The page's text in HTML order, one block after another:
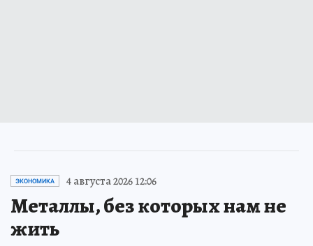
ЭКОНОМИКА 4 августа 2026 12:06
Металлы, без которых нам не
жить